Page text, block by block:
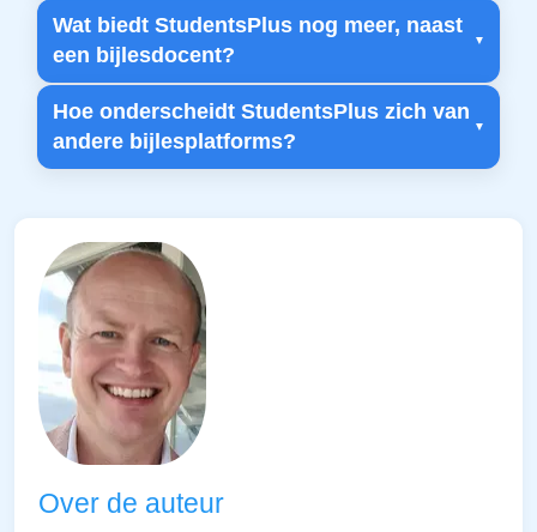
Wat biedt StudentsPlus nog meer, naast
een bijlesdocent?
Hoe onderscheidt StudentsPlus zich van
andere bijlesplatforms?
Over de auteur